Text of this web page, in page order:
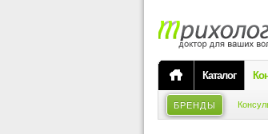
Каталог
БРЕНДЫ